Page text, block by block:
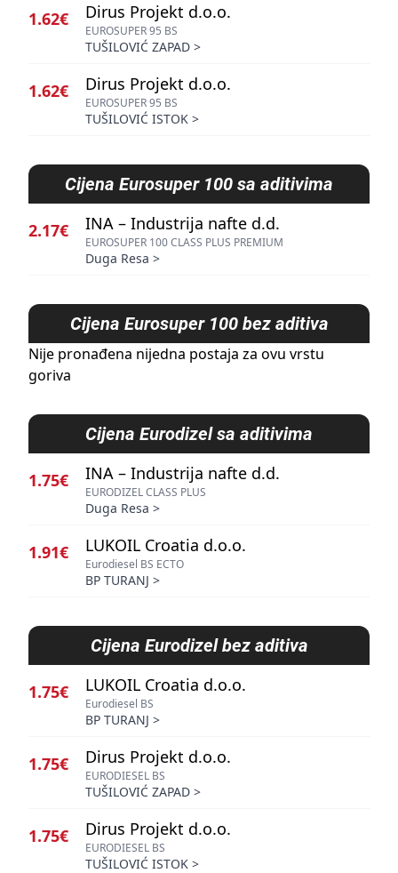
1.62€ Dirus Projekt d.o.o.
EUROSUPER 95 BS
TUŠILOVIĆ ZAPAD >
1.62€ Dirus Projekt d.o.o.
EUROSUPER 95 BS
TUŠILOVIĆ ISTOK >
Cijena Eurosuper 100 sa aditivima
2.17€ INA – Industrija nafte d.d.
EUROSUPER 100 CLASS PLUS PREMIUM
Duga Resa >
Cijena Eurosuper 100 bez aditiva
Nije pronađena nijedna postaja za ovu vrstu
goriva
Cijena Eurodizel sa aditivima
1.75€ INA – Industrija nafte d.d.
EURODIZEL CLASS PLUS
Duga Resa >
1.91€ LUKOIL Croatia d.o.o.
Eurodiesel BS ECTO
BP TURANJ >
Cijena Eurodizel bez aditiva
1.75€ LUKOIL Croatia d.o.o.
Eurodiesel BS
BP TURANJ >
1.75€ Dirus Projekt d.o.o.
EURODIESEL BS
TUŠILOVIĆ ZAPAD >
1.75€ Dirus Projekt d.o.o.
EURODIESEL BS
TUŠILOVIĆ ISTOK >